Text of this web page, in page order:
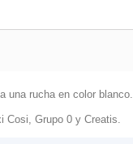
una rucha en color blanco.
Cosi, Grupo 0 y Creatis.